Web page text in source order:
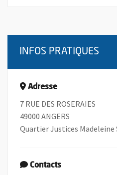
INFOS PRATIQUES
Adresse
7 RUE DES ROSERAIES
49000 ANGERS
Quartier Justices
Contacts